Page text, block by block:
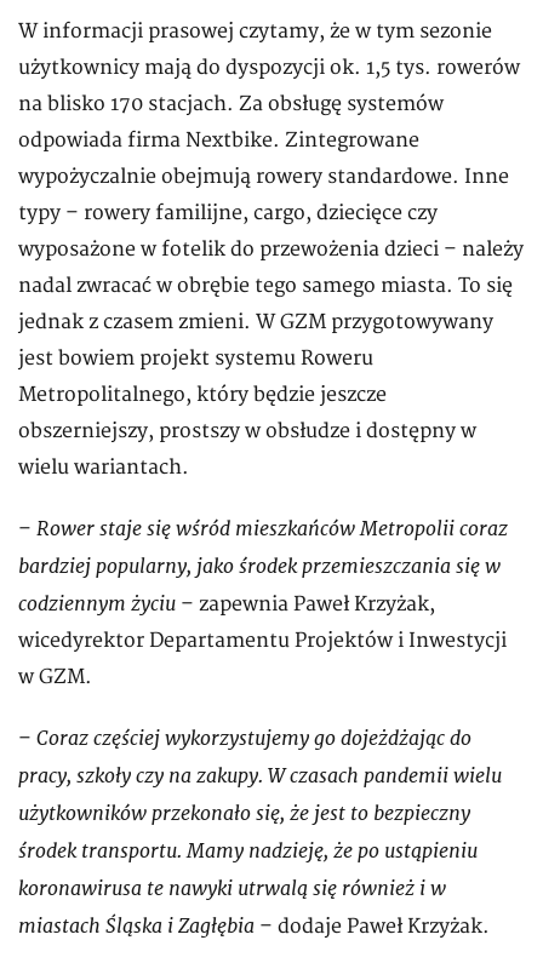
W informacji prasowej czytamy, że w tym sezonie
użytkownicy mają do dyspozycji ok. 1,5 tys. rowerów
na blisko 170 stacjach. Za obsługę systemów
odpowiada firma Nextbike. Zintegrowane
wypożyczalnie obejmują rowery standardowe. Inne
typy – rowery familijne, cargo, dziecięce czy
wyposażone w fotelik do przewożenia dzieci – należy
nadal zwracać w obrębie tego samego miasta. To się
jednak z czasem zmieni. W GZM przygotowywany
jest bowiem projekt systemu Roweru
Metropolitalnego, który będzie jeszcze
obszerniejszy, prostszy w obsłudze i dostępny w
wielu wariantach.
– Rower staje się wśród mieszkańców Metropolii coraz
bardziej popularny, jako środek przemieszczania się w
codziennym życiu – zapewnia Paweł Krzyżak,
wicedyrektor Departamentu Projektów i Inwestycji
w GZM.
– Coraz częściej wykorzystujemy go dojeżdżając do
pracy, szkoły czy na zakupy. W czasach pandemii wielu
użytkowników przekonało się, że jest to bezpieczny
środek transportu. Mamy nadzieję, że po ustąpieniu
koronawirusa te nawyki utrwalą się również i w
miastach Śląska i Zagłębia – dodaje Paweł Krzyżak.